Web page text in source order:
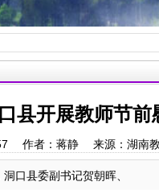
县开展教师节前
作者：蒋静 来源：湖南
口县委副书记贺朝晖、